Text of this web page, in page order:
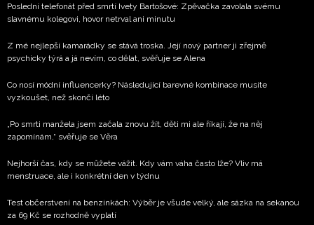
Poslední telefonát před smrtí Ivety Bartošové: Zpěvačka zavolala svému
slavnému kolegovi, hovor netrval ani minutu
Z mé nejlepší kamarádky se stává troska. Její nový partner ji zřejmě
psychicky týrá a já nevím, co dělat, svěřuje se Alena
Co nosí módní influencerky? Následující barevné kombinace musíte
vyzkoušet, než skončí léto
„Po smrti manžela jsem začala znovu žít, děti mi ale říkají, že na něj
zapomínám,“ svěřuje se Věra
Nejhorší čas, kdy se můžete vážit. Kdy vám váha často lže? Vliv má
menstruace, ale i konkrétní den v týdnu
Test občerstvení na benzinkách: Výběr je všude velký, ale sázka na sekanou
za 69 Kč se rozhodně vyplatí